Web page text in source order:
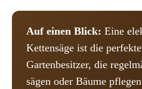
Auf einen Blick: Eine
Kettensäge ist die
Gartenbesitzer, die
sägen oder Bäume